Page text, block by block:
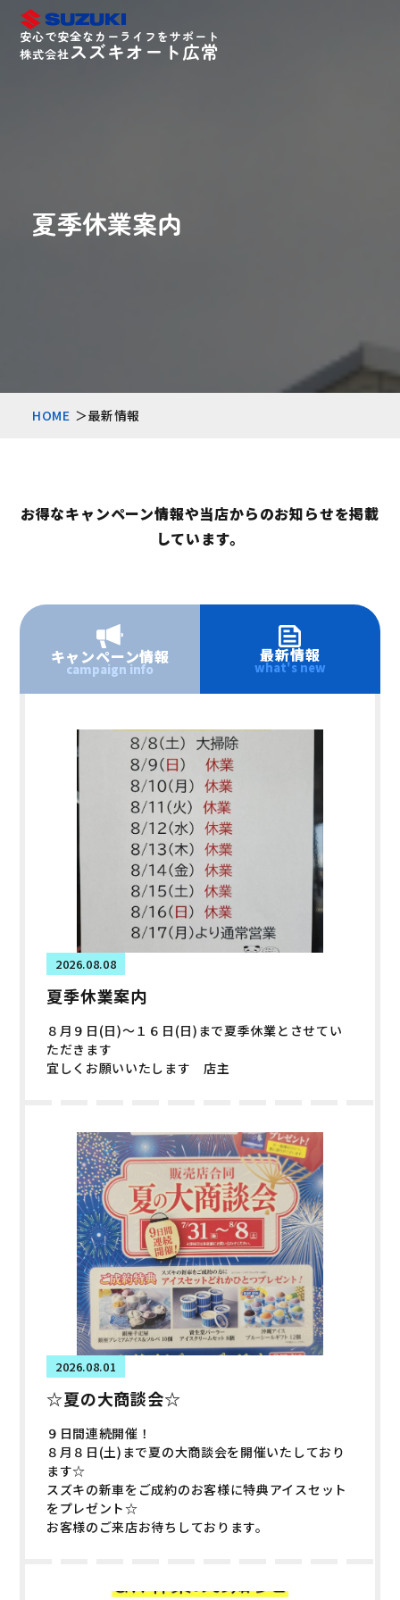
安心で安全なカーライフをサポート
株式会社スズキオート広常
夏季休業案内
HOME 最新情報
お得なキャンペーン情報や当店からのお知らせを掲載
しています。
キャンペーン情報
campaign info
最新情報
what's new
2026.08.08
夏季休業案内
８月９日(日)～１６日(日)まで夏季休業とさせてい
ただきます
宜しくお願いいたします 店主
2026.08.01
☆夏の大商談会☆
９日間連続開催！
８月８日(土)まで夏の大商談会を開催いたしており
ます☆
スズキの新車をご成約のお客様に特典アイスセット
をプレゼント☆
お客様のご来店お待ちしております。